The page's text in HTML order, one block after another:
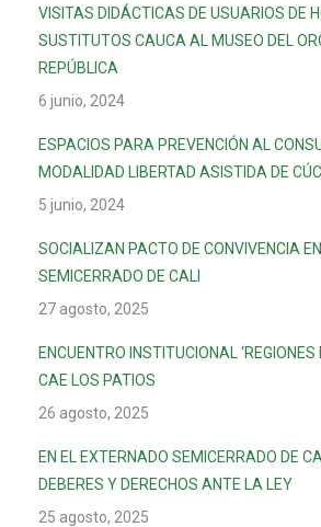
VISITAS DIDÁCTICAS DE USUARIOS DE
SUSTITUTOS CAUCA AL MUSEO DEL
REPÚBLICA
6 junio, 2024
ESPACIOS PARA PREVENCIÓN AL
MODALIDAD LIBERTAD ASISTIDA DE
5 junio, 2024
SOCIALIZAN PACTO DE CONVIVENCIA
SEMICERRADO DE CALI
27 agosto, 2025
ENCUENTRO INSTITUCIONAL ‘REGIONES
CAE LOS PATIOS
26 agosto, 2025
EN EL EXTERNADO SEMICERRADO DE
DEBERES Y DERECHOS ANTE LA LEY
25 agosto, 2025